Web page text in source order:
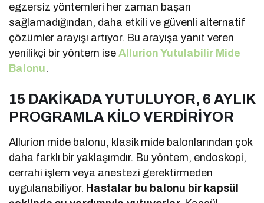
egzersiz yöntemleri her zaman başarı
sağlamadığından, daha etkili ve güvenli alternatif
çözümler arayışı artıyor. Bu arayışa yanıt veren
yenilikçi bir yöntem iseAllurion Yutulabilir Mide
Balonu.
15 DAKİKADA YUTULUYOR, 6 AYLIK
PROGRAMLA KİLO VERDİRİYOR
Allurion mide balonu, klasik mide balonlarından çok
daha farklı bir yaklaşımdır. Bu yöntem, endoskopi,
cerrahi işlem veya anestezi gerektirmeden
uygulanabiliyor. Hastalar bu balonu bir kapsül